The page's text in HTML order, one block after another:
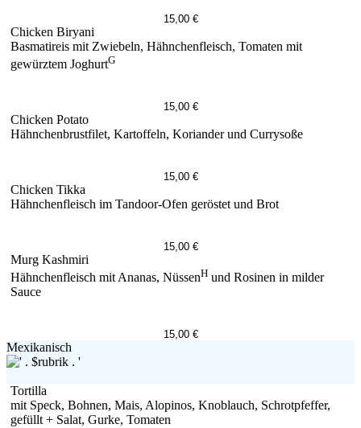
15,00 €
Chicken Biryani
Basmatireis mit Zwiebeln, Hähnchenfleisch, Tomaten mit
gewürztem JoghurtG
15,00 €
Chicken Potato
Hähnchenbrustfilet, Kartoffeln, Koriander und Currysoße
15,00 €
Chicken Tikka
Hähnchenfleisch im Tandoor-Ofen geröstet und Brot
15,00 €
Murg Kashmiri
Hähnchenfleisch mit Ananas, NüssenH und Rosinen in milder
Sauce
15,00 €
Mexikanisch
Tortilla
mit Speck, Bohnen, Mais, Alopinos, Knoblauch, Schrotpfeffer,
gefüllt + Salat, Gurke, Tomaten